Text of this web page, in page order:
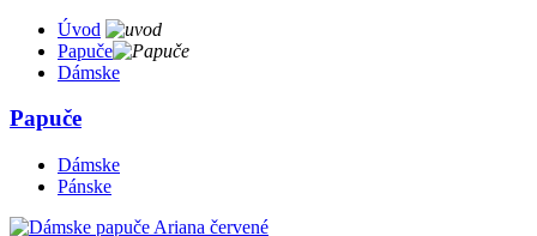
Úvod
Papuče
Dámske
Papuče
Dámske
Pánske